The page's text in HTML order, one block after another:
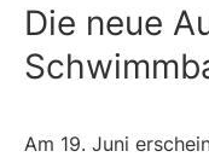
Die neue
Am 19. Juni